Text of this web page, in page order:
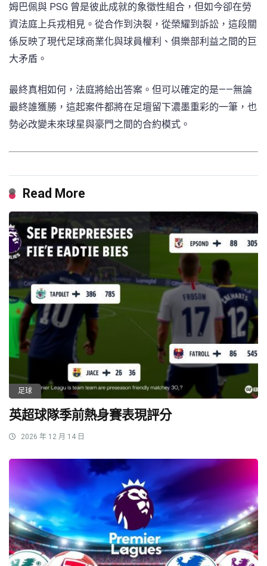
姆巴佩與 PSG 曾是彼此成就的象徵性組合，但如今卻在勞
資法庭上兵戎相見。從合作到決裂，從榮耀到訴訟，這段關
係反映了現代足球商業化與球員權利、俱樂部利益之間的巨
大矛盾。
最終真相如何，法庭將給出答案。但可以確定的是——無論
最終誰獲勝，這起案件都將在足壇留下濃墨重彩的一筆，也
勢必改變未來球星與豪門之間的合約模式。
Read More
足球
英超球隊季前熱身賽表現評分
2026 年 12 月 14 日